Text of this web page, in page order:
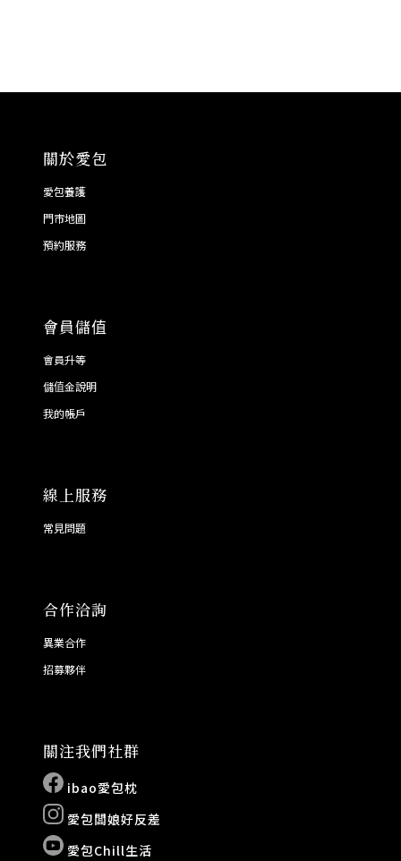
關於愛包
愛包養護
門市地圖
預約服務
會員儲值
會員升等
儲值金說明
我的帳戶
線上服務
常見問題
合作洽詢
異業合作
招募夥伴
關注我們社群
ibao愛包枕
愛包闆娘好反差
愛包Chill生活